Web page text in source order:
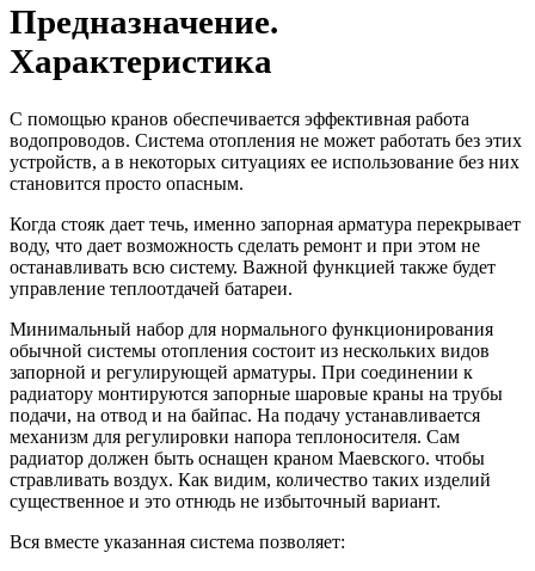
Предназначение.
Характеристика
С помощью кранов обеспечивается эффективная работа
водопроводов. Система отопления не может работать без этих
устройств, а в некоторых ситуациях ее использование без них
становится просто опасным.
Когда стояк дает течь, именно запорная арматура перекрывает
воду, что дает возможность сделать ремонт и при этом не
останавливать всю систему. Важной функцией также будет
управление теплоотдачей батареи.
Минимальный набор для нормального функционирования
обычной системы отопления состоит из нескольких видов
запорной и регулирующей арматуры. При соединении к
радиатору монтируются запорные шаровые краны на трубы
подачи, на отвод и на байпас. На подачу устанавливается
механизм для регулировки напора теплоносителя. Сам
радиатор должен быть оснащен краном Маевского. чтобы
стравливать воздух. Как видим, количество таких изделий
существенное и это отнюдь не избыточный вариант.
Вся вместе указанная система позволяет: